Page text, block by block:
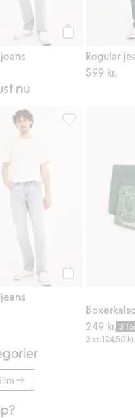
Regular
599 kr.
nu
Lägg till i favoriter
249 kr. 3
2 st.124,50